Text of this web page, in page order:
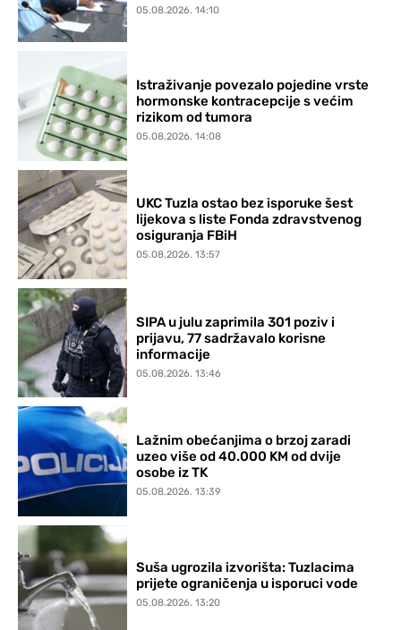
05.08.2026. 14:10
Istraživanje povezalo pojedine vrste
hormonske kontracepcije s većim
rizikom od tumora
05.08.2026. 14:08
UKC Tuzla ostao bez isporuke šest
lijekova s liste Fonda zdravstvenog
osiguranja FBiH
05.08.2026. 13:57
SIPA u julu zaprimila 301 poziv i
prijavu, 77 sadržavalo korisne
informacije
05.08.2026. 13:46
Lažnim obećanjima o brzoj zaradi
uzeo više od 40.000 KM od dvije
osobe iz TK
05.08.2026. 13:39
Suša ugrozila izvorišta: Tuzlacima
prijete ograničenja u isporuci vode
05.08.2026. 13:20